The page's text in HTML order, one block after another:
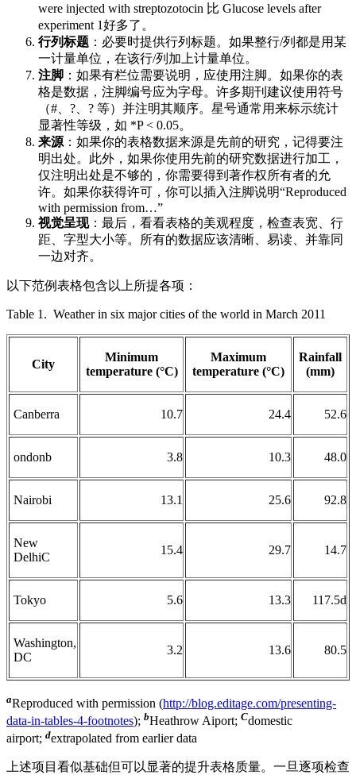
were injected with streptozotocin 比 Glucose levels after
experiment 1好多了。
行列标题 ：必要时提供行列标题。如果整行/列都是用某
一计量单位，在该行/列加上计量单位。
注脚 ：如果有栏位需要说明，应使用注脚。如果你的表
格是数据，注脚编号应为字母。许多期刊建议使用符号
（#、?、? 等）并注明其顺序。星号通常用来标示统计
显著性等级，如 *P < 0.05。
来源 ：如果你的表格数据来源是先前的研究，记得要注
明出处。此外，如果你使用先前的研究数据进行加工，
仅注明出处是不够的，你需要得到著作权所有者的允
许。如果你获得许可，你可以插入注脚说明“Reproduced
with permission from…”
视觉呈现：最后，看看表格的美观程度，检查表宽、行
距、字型大小等。所有的数据应该清晰、易读、并靠同
一边对齐。
以下范例表格包含以上所提各项：
Table 1. Weather in six major cities of the world in March 2011
City
Minimum
temperature (°C)
Maximum
temperature (°C)
Rainfall
(mm)
Canberra 10.7 24.4 52.6
ondonb 3.8 10.3 48.0
Nairobi 13.1 25.6 92.8
New
DelhiC
15.4 29.7 14.7
Tokyo 5.6 13.3 117.5d
Washington,
DC
3.2 13.6 80.5
aReproduced with permission (http://blog.editage.com/presenting-
data-in-tables-4-footnotes); bHeathrow Aiport; Cdomestic
airport; dextrapolated from earlier data
上述项目看似基础但可以显著的提升表格质量。一旦逐项检查